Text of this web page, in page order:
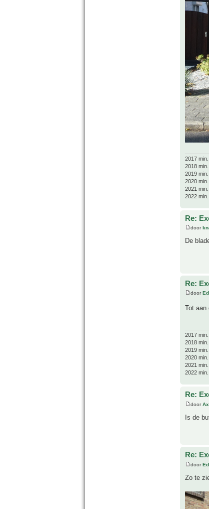
2017
2018
2019
2020
2021
2022
Re:
door
De
Re:
door
Tot aan
2017
2018
2019
2020
2021
2022
Re:
door
Is de
Re:
door
Zo te